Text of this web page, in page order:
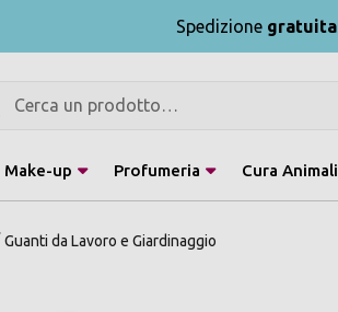
Spedizione gratuita
Make-up Profumeria Cura Animali
Guanti da Lavoro e Giardinaggio